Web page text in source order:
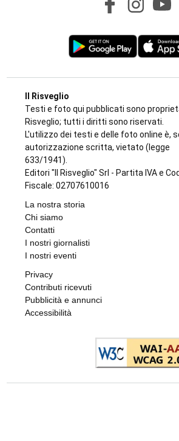
Il Risveglio
Testi e foto qui pubblicati sono
Risveglio; tutti i diritti sono riservati.
L'utilizzo dei testi e delle foto online è,
autorizzazione scritta, vietato (legge
633/1941).
Editori "Il Risveglio" Srl - Partita IVA e
Fiscale: 02707610016
La nostra storia
Chi siamo
Contatti
I nostri giornalisti
I nostri eventi
Privacy
Contributi ricevuti
Pubblicità e annunci
Accessibilità